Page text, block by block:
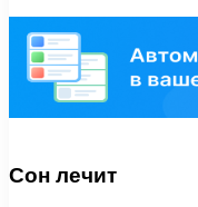
Сон лечит